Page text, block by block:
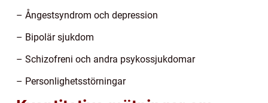
– Ångestsyndrom och depression
– Bipolär sjukdom
– Schizofreni och andra psykossjukdomar
– Personlighetsstörningar